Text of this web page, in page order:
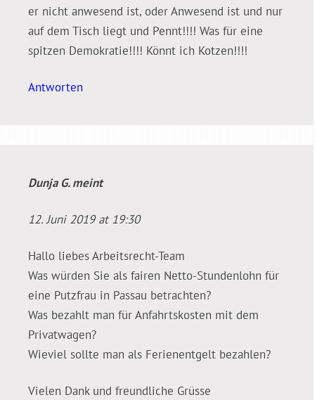
er nicht anwesend ist, oder Anwesend ist und nur
auf dem Tisch liegt und Pennt!!!! Was für eine
spitzen Demokratie!!!! Könnt ich Kotzen!!!!
Antworten
Dunja G.meint
12. Juni 2019 at 19:30
Hallo liebes Arbeitsrecht-Team
Was würden Sie als fairen Netto-Stundenlohn für
eine Putzfrau in Passau betrachten?
Was bezahlt man für Anfahrtskosten mit dem
Privatwagen?
Wieviel sollte man als Ferienentgelt bezahlen?
Vielen Dank und freundliche Grüsse